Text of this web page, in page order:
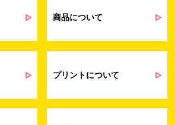
るアンケート等の収集・分析・統計のため
せ業務に関するお取引先様との業務連絡や
契約・請求等の一連の手続きのため
提供するサービス（サポート業務を含む）
は営業およびマーケティング活動（セミナ
商品について
プリントについて